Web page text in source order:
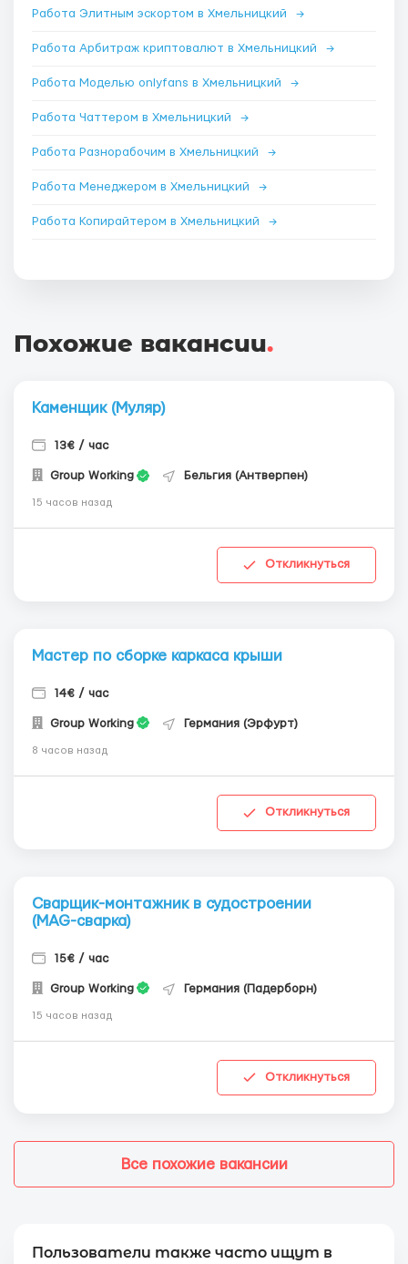
Работа Элитным эскортом в Хмельницкий →
Работа Арбитраж криптовалют в Хмельницкий →
Работа Моделью onlyfans в Хмельницкий →
Работа Чаттером в Хмельницкий →
Работа Разнорабочим в Хмельницкий →
Работа Менеджером в Хмельницкий →
Работа Копирайтером в Хмельницкий →
Похожие вакансии.
Каменщик (Муляр)
13€ / час
Group Working Бельгия (Антверпен)
15 часов назад
Откликнуться
Мастер по сборке каркаса крыши
14€ / час
Group Working Германия (Эрфурт)
8 часов назад
Откликнуться
Сварщик-монтажник в судостроении
(MAG-сварка)
15€ / час
Group Working Германия (Падерборн)
15 часов назад
Откликнуться
Все похожие вакансии
Пользователи также часто ищут в